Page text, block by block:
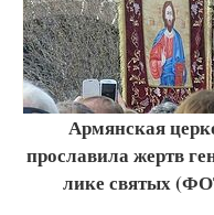
Армянская
прославила жертв
лике святых